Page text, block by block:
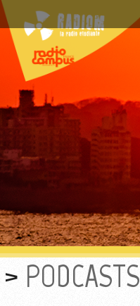
PODCASTS